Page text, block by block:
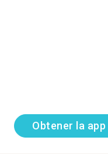
Obtener la app